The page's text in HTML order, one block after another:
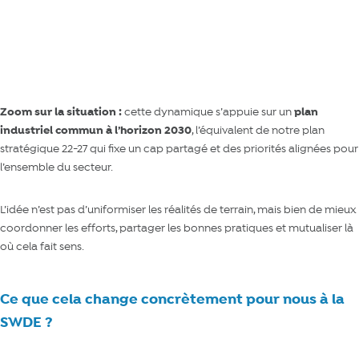
Zoom sur la situation :cette dynamique s’appuie sur unplan
industriel commun à l’horizon 2030, l’équivalent de notreplan
stratégique 22-27qui fixe un cap partagé et des priorités alignées pour
l’ensemble du secteur.
L’idée n’est pas d’uniformiser les réalités de terrain, mais bien de mieux
coordonner les efforts, partager les bonnes pratiques et mutualiser là
où cela fait sens.
Ce que cela change concrètement pour nous à la
SWDE ?